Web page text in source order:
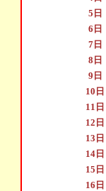
5日
6日
7日
8日
9日
10日
11日
12日
13日
14日
15日
16日